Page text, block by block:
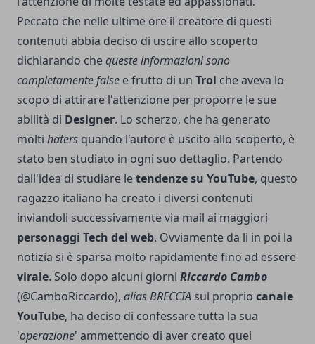
Peccato che nelle ultime ore il creatore di questi
contenuti abbia deciso di uscire allo scoperto
dichiarando chequeste informazioni sono
completamente false e frutto di un Trol che aveva lo
scopo di attirare l'attenzione per proporre le sue
abilità di Designer. Lo scherzo, che ha generato
molti haters quando l'autore è uscito allo scoperto, è
stato ben studiato in ogni suo dettaglio. Partendo
dall'idea di studiare letendenze su YouTube, questo
ragazzo italiano ha creato i diversi contenuti
inviandoli successivamente via mail ai maggiori
personaggi Tech del web. Ovviamente da li in poi la
notizia si è sparsa molto rapidamente fino ad essere
virale. Solo dopo alcuni giorni Riccardo Cambo
(@CamboRiccardo), alias BRECCIA sul proprio canale
YouTube, ha deciso di confessare tutta la sua
'operazione' ammettendo di aver creato quei